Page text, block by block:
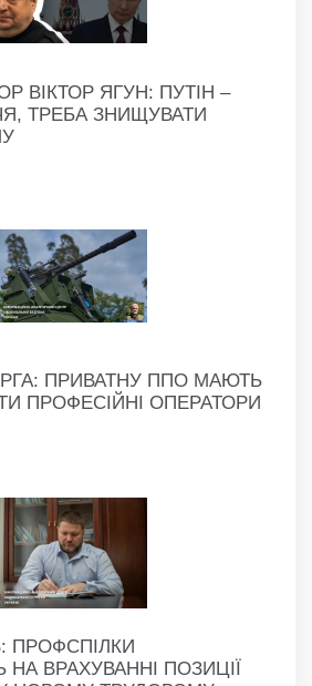
ВІКТОР ЯГУН: ПУТІН –
ТРЕБА ЗНИЩУВАТИ
ПРИВАТНУ ППО МАЮТЬ
ПРОФЕСІЙНІ ОПЕРАТОРИ
ПРОФСПІЛКИ
ВРАХУВАННІ ПОЗИЦІЇ